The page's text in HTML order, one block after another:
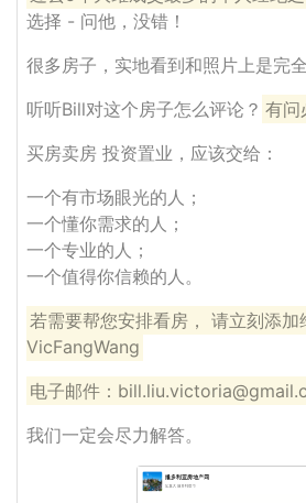
选择 - 问他，没错！
很多房子，实地看到和照片上是完
听听Bill对这个房子怎么评论？ 有问
买房卖房 投资置业，应该交给：
一个有市场眼光的人；
一个懂你需求的人；
一个专业的人；
一个值得你信赖的人。
若需要帮您安排看房， 请立刻添加
VicFangWang
电子邮件：
我们一定会尽力解答。